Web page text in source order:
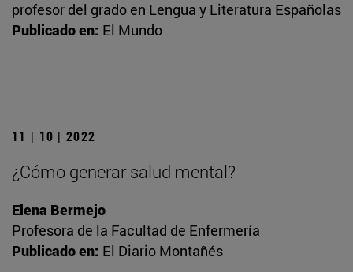
profesor del grado en Lengua y Literatura Españolas
Publicado en: El Mundo
11 | 10 | 2022
¿Cómo generar salud mental?
Elena Bermejo
Profesora de la Facultad de Enfermería
Publicado en: El Diario Montañés